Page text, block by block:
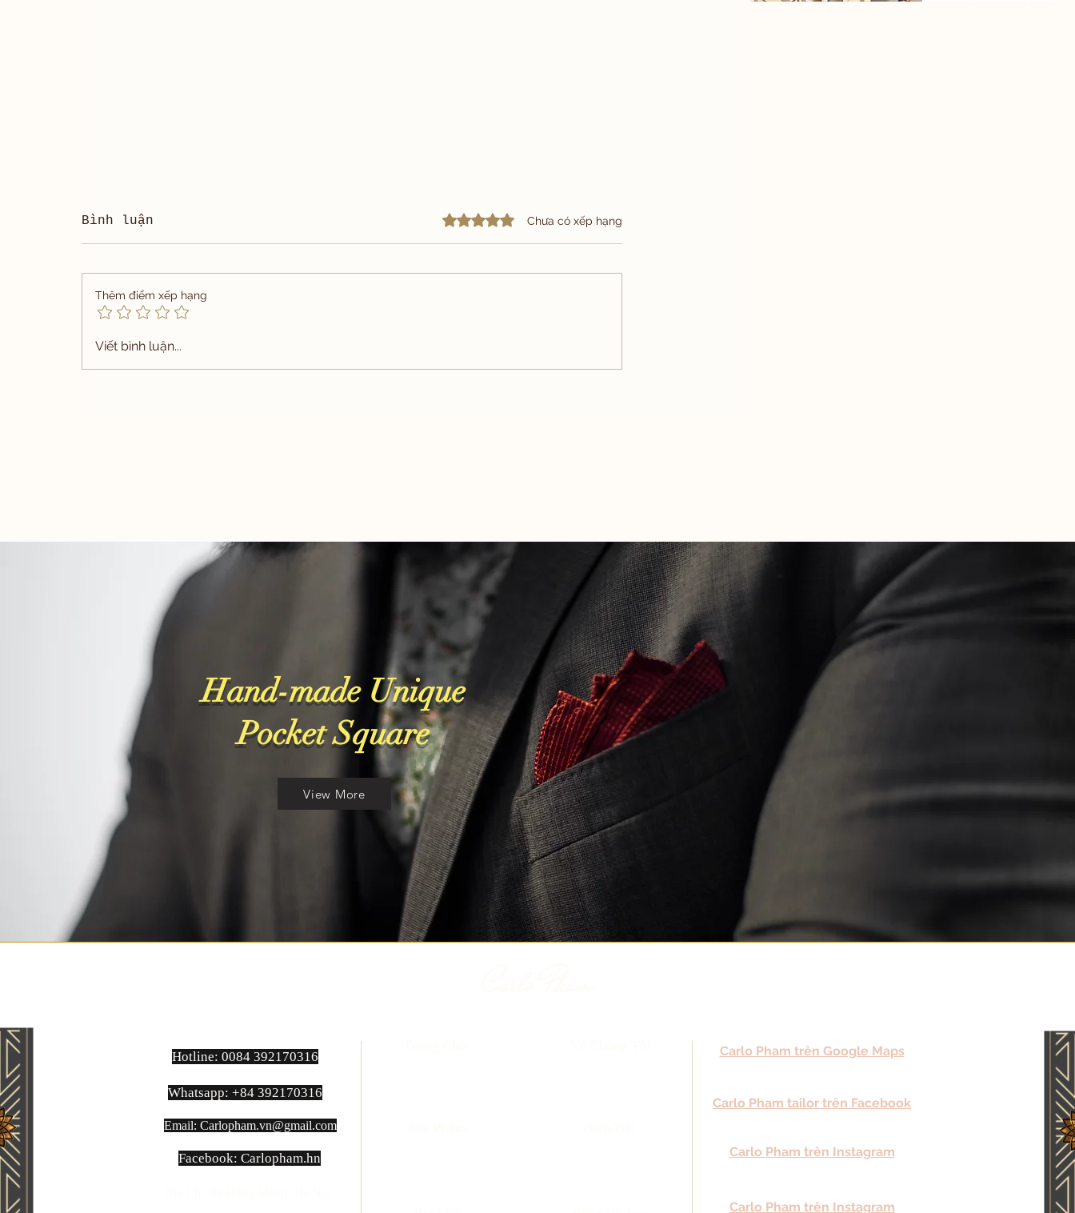
Bình luận Đã xếp hạng 0/5 sao.
Chưa có xếp hạng
Thêm điểm xếp hạng
Viết bình luận...
Hand-made Unique
​Pocket Square
View More
Hotline: 0084 392170316
Whatsapp: +84 392170316
Email: Carlopham.vn@gmail.com
​Facebook: Carlopham.hn
Carlo Pham trên Google Maps
Carlo Pham tailor trên Facebook
Carlo Pham trên Instagram
Carlo Pham trên Instagram